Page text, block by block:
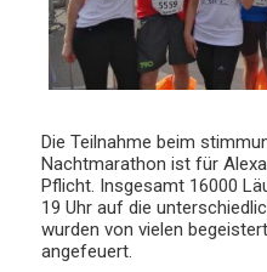
Die Teilnahme beim
Nachtmarathon ist für
Pflicht. Insgesamt 16000
19 Uhr auf die
wurden von vielen
angefeuert.